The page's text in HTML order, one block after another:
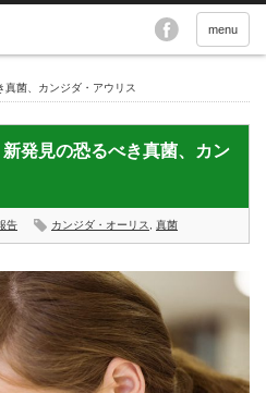
menu
菌、カンジダ・アウリス
発見の恐るべき真菌、カン
告 カンジダ・オーリス 真菌